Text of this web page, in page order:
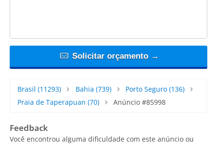
Solicitar orçamento →
Brasil (11293) Bahia (739) Porto Seguro (136)
Praia de Taperapuan (70) Anúncio #85998
Feedback
Você encontrou alguma dificuldade com este anúncio ou